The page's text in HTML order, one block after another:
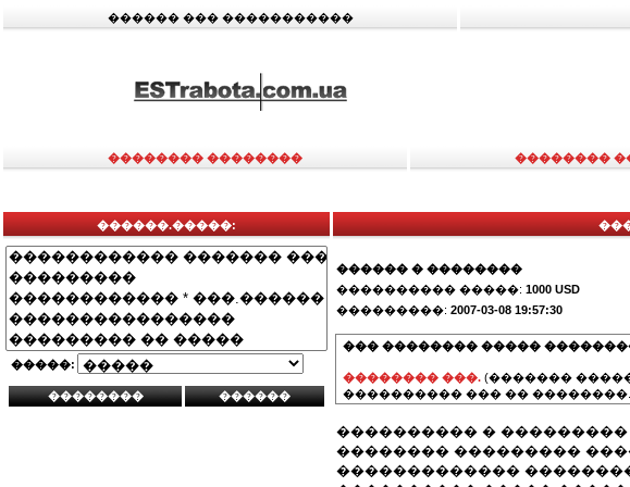
������ ��� �����������
�������� �������� ��������
������.�����:
�����:
������ � ��������
���������� �����: 1000 USD
���������: 2007-03-08 19:57:30
��� �������� �����
�������� ���. (�������
���������� ��� ��
���������� �
�������� ���������
�������������